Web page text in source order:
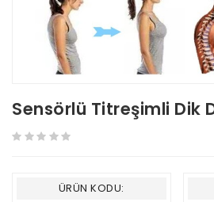
Sensörlü Titreşimli Dik
ÜRÜN KODU: